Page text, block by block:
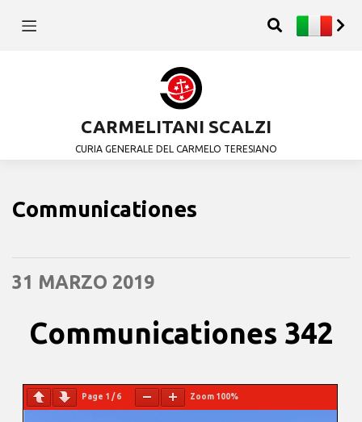
CARMELITANI SCALZI
CURIA GENERALE DEL CARMELO TERESIANO
Communicationes
31 MARZO 2019
Communicationes 342
Page 1 /6 Zoom 100%